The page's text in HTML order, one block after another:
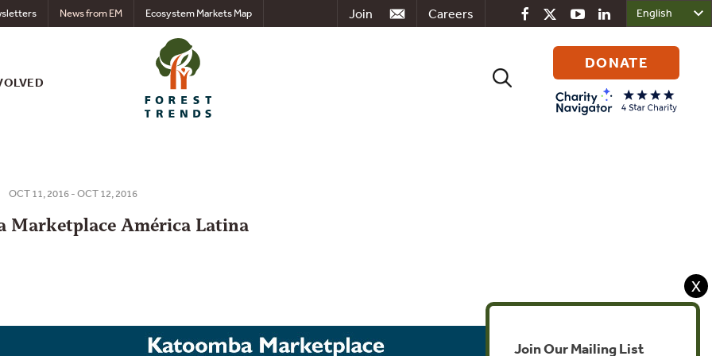
Careers
Join
News from EM Ecosystem Markets Map
Search
DONATE
OCT 11, 2016 - OCT 12, 2016
Marketplace América Latina
X
Join Our Mailing List